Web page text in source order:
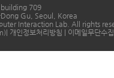
709
Gu, Seoul, Korea
Interaction Lab. All rights
개인정보처리방침 이메일무단수